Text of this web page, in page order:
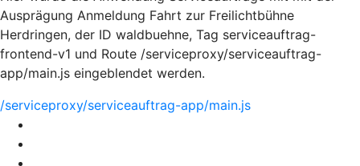
Ausprägung Anmeldung Fahrt zur Freilichtbühne
Herdringen, der ID waldbuehne, Tag serviceauftrag-
frontend-v1 und Route /serviceproxy/serviceauftrag-
app/main.js eingeblendet werden.
/serviceproxy/serviceauftrag-app/main.js